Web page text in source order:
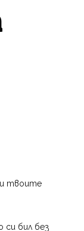
твоите
си бил без